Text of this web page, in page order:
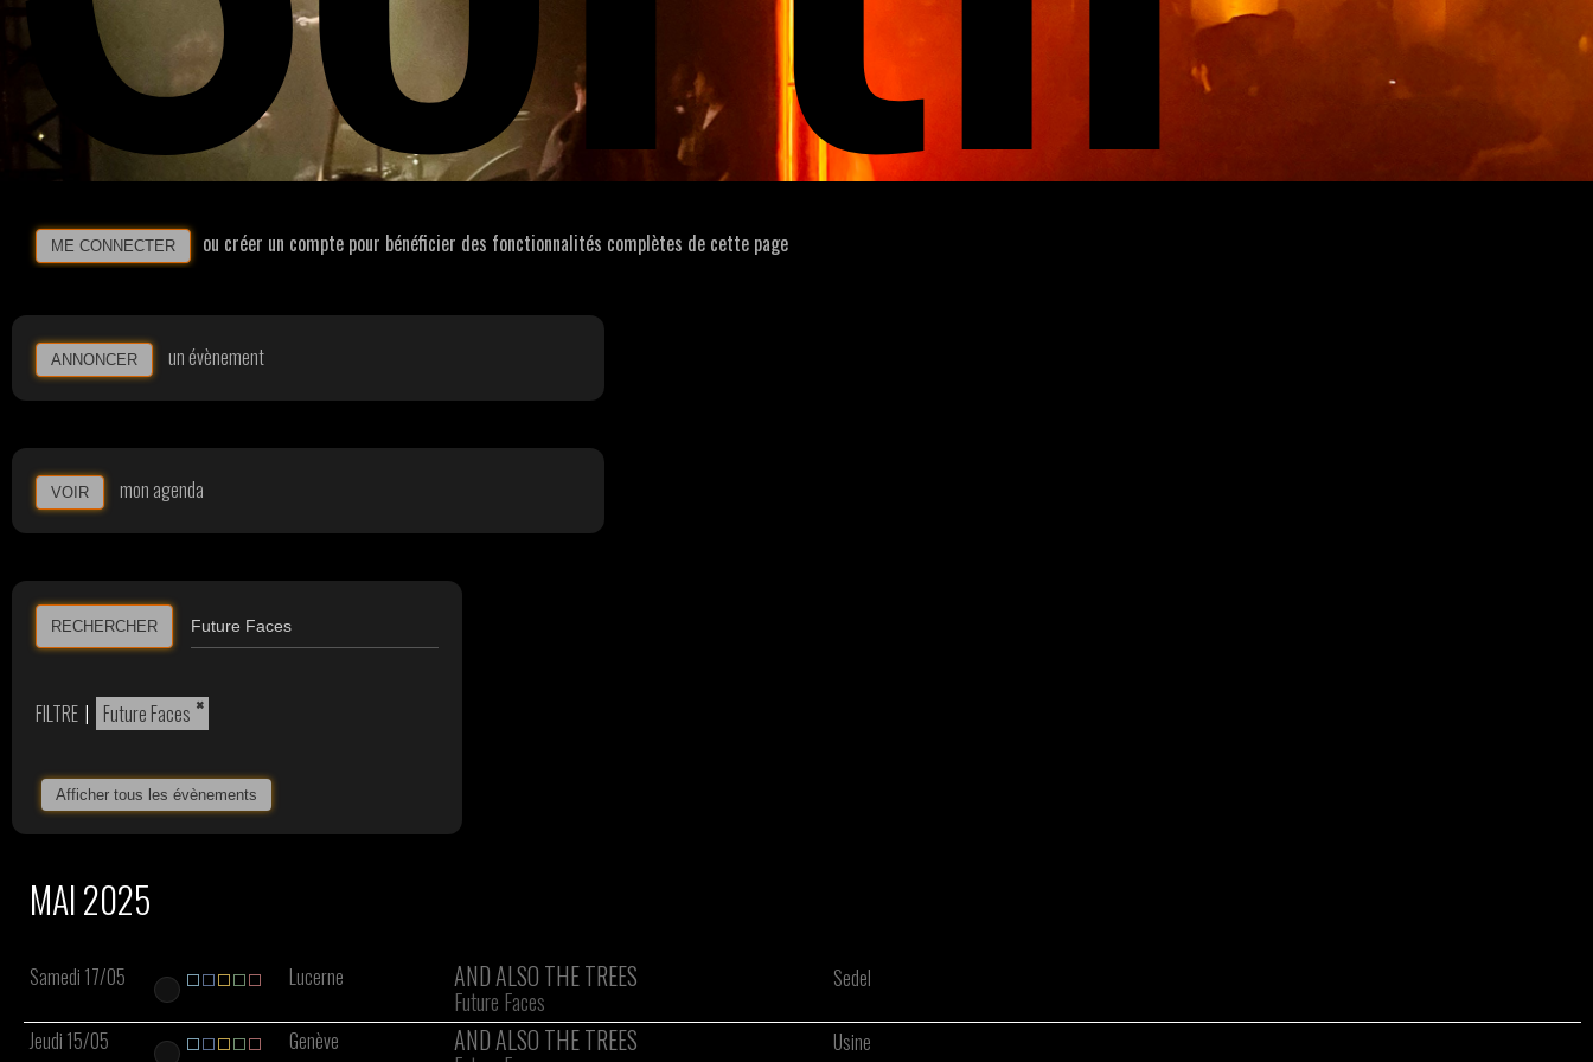
ME CONNECTER ou créer un compte pour bénéficier des fonctionnalités complètes de cette page
ANNONCER un évènement
VOIR mon agenda
RECHERCHER
FILTRE | ×
Future Faces
Afficher tous les évènements
MAI 2025
Samedi 17/05 Lucerne AND ALSO THE TREES
Future Faces
Sedel
Jeudi 15/05 Genève AND ALSO THE TREES Usine